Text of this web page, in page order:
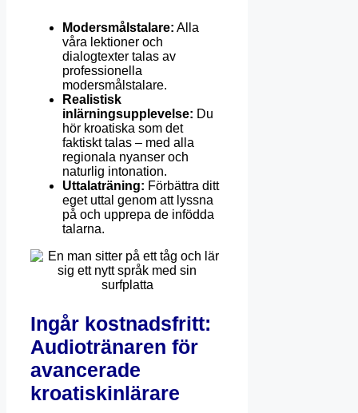
Modersmålstalare: Alla
våra lektioner och
dialogtexter talas av
professionella
modersmålstalare.
Realistisk
inlärningsupplevelse: Du
hör kroatiska som det
faktiskt talas – med alla
regionala nyanser och
naturlig intonation.
Uttalaträning: Förbättra ditt
eget uttal genom att lyssna
på och upprepa de infödda
talarna.
Ingår kostnadsfritt:
Audiotränaren för
avancerade
kroatiskinlärare